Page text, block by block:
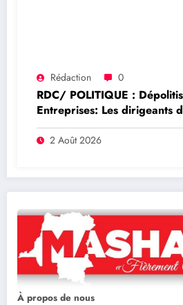
Rédaction 0
RDC/ POLITIQUE :
Entreprises: Les dirigeants
entreprises publiques
concours
2 Août 2026
À propos de nous